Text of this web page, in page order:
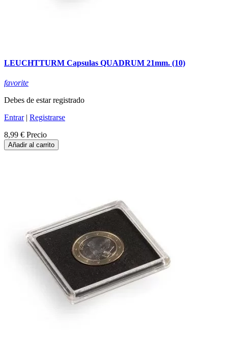
LEUCHTTURM Capsulas QUADRUM 21mm. (10)
favorite
Debes de estar registrado
Entrar| Registrarse
8,99 € Precio
Añadir al carrito